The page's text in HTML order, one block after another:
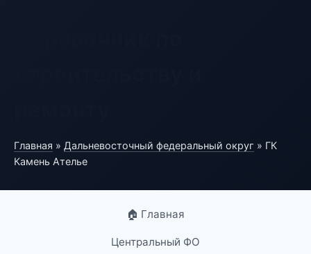
Главная » Дальневосточный федеральный округ » ГК
Камень Ателье
🏠 Главная
Центральный ФО